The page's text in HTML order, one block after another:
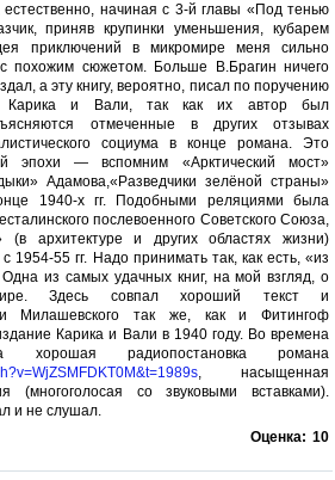
начиная с 3-й главы «Под тенью
приняв крупинки уменьшения, кубарем
приключений в микромире меня сильно
похожим сюжетом. Больше В.Брагин ничего
а эту книгу, вероятно, писал по поручению
Карика и Вали, так как их автор был
отмеченные в других отзывах
социума в конце романа. Это
эпохи — вспомним «Арктический мост»
Адамова,«Разведчики зелёной страны»
1940-х гг. Подобными реляциями была
послевоенного Советского Союза,
(в архитектуре и других областях жизни)
1954-55 гг. Надо принимать так, как есть, «из
из самых удачных книг, на мой взгляд, о
Здесь совпал хороший текст и
Милашевского так же, как и Фитингоф
Карика и Вали в 1940 году. Во времена
радиопостановка романа
, насыщенная
(многоголосая со звуковыми вставками).
и не слушал.
Оценка: 10